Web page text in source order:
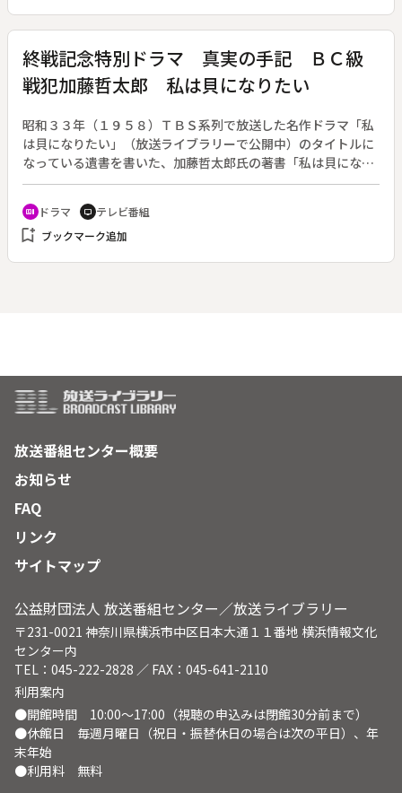
終戦記念特別ドラマ 真実の手記 ＢＣ級
戦犯加藤哲太郎 私は貝になりたい
昭和３３年（１９５８）ＴＢＳ系列で放送した名作ドラマ「私
は貝になりたい」（放送ライブラリーで公開中）のタイトルに
なっている遺書を書いた、加藤哲太郎氏の著書「私は貝になり
たい～あるＢＣ級戦犯の叫び」をもとにしたドラマ。“人道的
罪”を問われたＢＣ級戦犯の実態を描きながら、戦争の悲惨
さ、理不尽さ、そして終戦前後の日本人の複雑な思いをも描き
出す。◆昭和２０年、加藤哲太郎は新潟の俘虜収容所で終戦の
recent_actors ドラマ tv テレビ番組
bookmark_add ブックマーク追加
放送番組センター概要
お知らせ
FAQ
リンク
サイトマップ
公益財団法人 放送番組センター／放送ライブラリー
〒231-0021 神奈川県横浜市中区日本大通１１番地 横浜情報文化
センター内
TEL：045-222-2828 ／ FAX：045-641-2110
利用案内
●開館時間 10:00～17:00（視聴の申込みは閉館30分前まで）
●休館日 毎週月曜日（祝日・振替休日の場合は次の平日）、年
末年始
●利用料 無料